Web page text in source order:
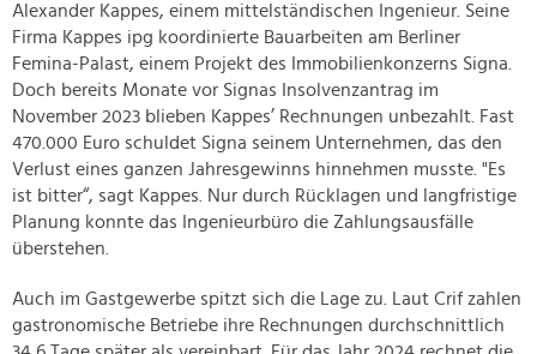
Alexander Kappes, einem mittelständischen Ingenieur. Seine
Firma Kappes ipg koordinierte Bauarbeiten am Berliner
Femina-Palast, einem Projekt des Immobilienkonzerns Signa.
Doch bereits Monate vor Signas Insolvenzantrag im
November 2023 blieben Kappes’ Rechnungen unbezahlt. Fast
470.000 Euro schuldet Signa seinem Unternehmen, das den
Verlust eines ganzen Jahresgewinns hinnehmen musste. "Es
ist bitter“, sagt Kappes. Nur durch Rücklagen und langfristige
Planung konnte das Ingenieurbüro die Zahlungsausfälle
überstehen.
Auch im Gastgewerbe spitzt sich die Lage zu. Laut Crif zahlen
gastronomische Betriebe ihre Rechnungen durchschnittlich